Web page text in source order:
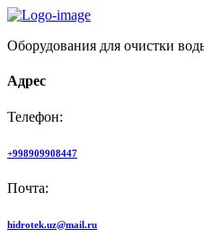
Оборудования для очистки
Адрес
Телефон:
+998909908447
Почта:
hidrotek.uz@mail.ru